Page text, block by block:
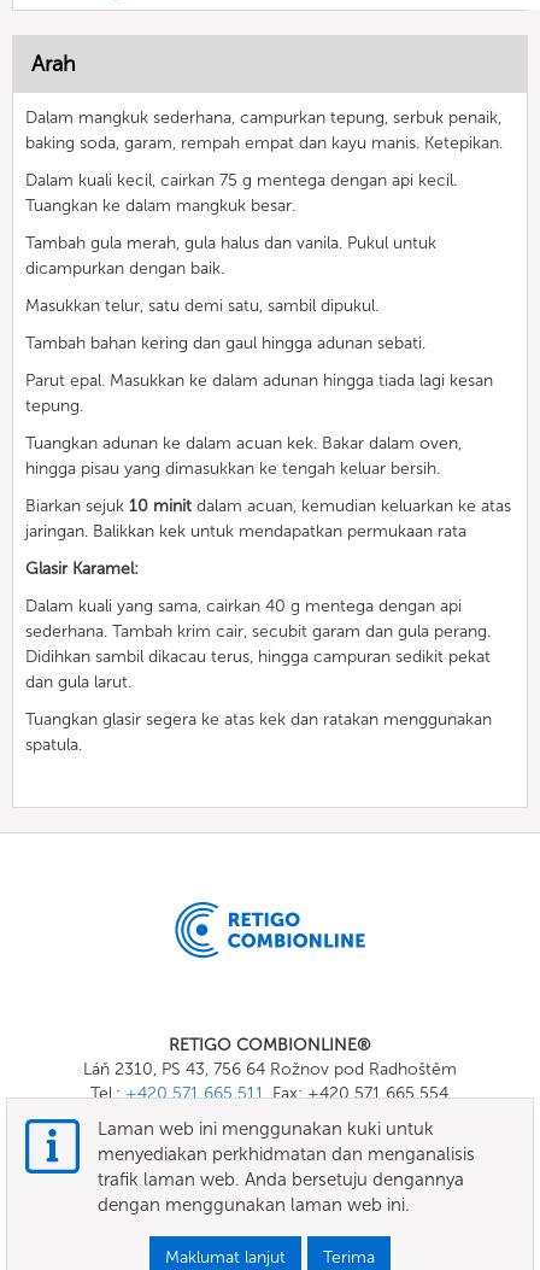
Arah
Dalam mangkuk sederhana, campurkan tepung, serbuk penaik,
baking soda, garam, rempah empat dan kayu manis. Ketepikan.
Dalam kuali kecil, cairkan 75 g mentega dengan api kecil.
Tuangkan ke dalam mangkuk besar.
Tambah gula merah, gula halus dan vanila. Pukul untuk
dicampurkan dengan baik.
Masukkan telur, satu demi satu, sambil dipukul.
Tambah bahan kering dan gaul hingga adunan sebati.
Parut epal. Masukkan ke dalam adunan hingga tiada lagi kesan
tepung.
Tuangkan adunan ke dalam acuan kek. Bakar dalam oven,
hingga pisau yang dimasukkan ke tengah keluar bersih.
Biarkan sejuk 10 minit dalam acuan, kemudian keluarkan ke atas
jaringan. Balikkan kek untuk mendapatkan permukaan rata
Glasir Karamel:
Dalam kuali yang sama, cairkan 40 g mentega dengan api
sederhana. Tambah krim cair, secubit garam dan gula perang.
Didihkan sambil dikacau terus, hingga campuran sedikit pekat
dan gula larut.
Tuangkan glasir segera ke atas kek dan ratakan menggunakan
spatula.
RETIGO COMBIONLINE®
Láň 2310, PS 43, 756 64 Rožnov pod Radhoštěm
Tel.:+420 571 665 511, Fax: +420 571 665 554
E-mail: info@combionline.com
OnlineMenu
TERMA DAN SYARAT
Laman web ini menggunakan kuki untuk
menyediakan perkhidmatan dan menganalisis
trafik laman web. Anda bersetuju dengannya
dengan menggunakan laman web ini.
Maklumat lanjut Terima